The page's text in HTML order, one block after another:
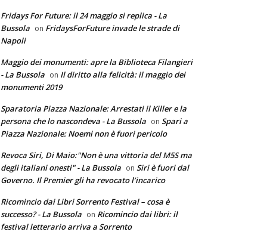
Fridays For Future: il 24 maggio si replica - La
Bussola on FridaysForFuture invade le strade di
Napoli
Maggio dei monumenti: apre la Biblioteca Filangieri
- La Bussola on Il diritto alla felicità: il maggio dei
monumenti 2019
Sparatoria Piazza Nazionale: Arrestati il Killer e la
persona che lo nascondeva - La Bussola on Spari a
Piazza Nazionale: Noemi non è fuori pericolo
Revoca Siri, Di Maio:"Non è una vittoria del M5S ma
degli italiani onesti" - La Bussola on Siri è fuori dal
Governo. Il Premier gli ha revocato l’incarico
Ricomincio dai Libri Sorrento Festival – cosa è
successo? - La Bussola on Ricomincio dai libri: il
festival letterario arriva a Sorrento